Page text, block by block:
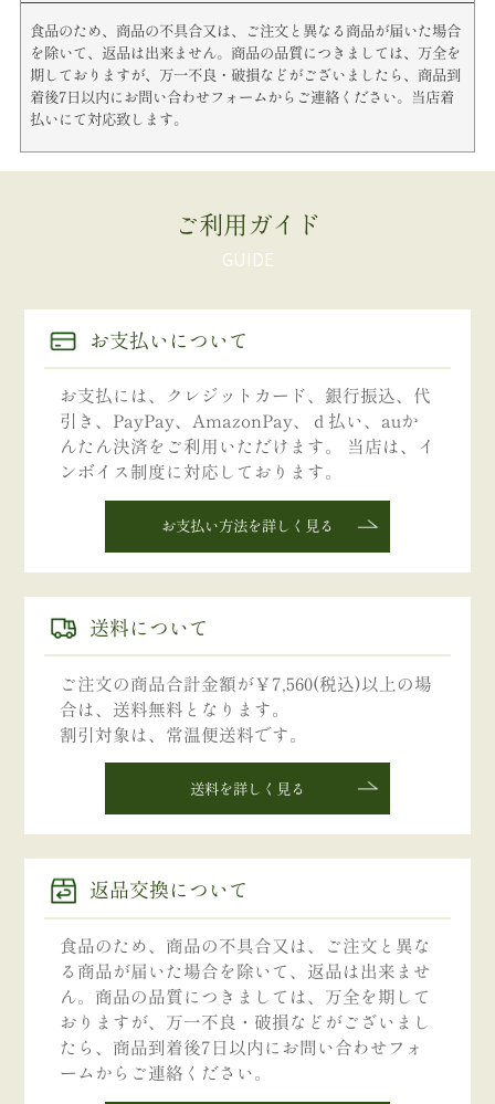
食品のため、商品の不具合又は、ご注文と異なる商品が届いた場合
を除いて、返品は出来ません。商品の品質につきましては、万全を
期しておりますが、万一不良・破損などがございましたら、商品到
着後7日以内にお問い合わせフォームからご連絡ください。当店着
払いにて対応致します。
ご利用ガイド
お支払いについて
お支払には、クレジットカード、銀行振込、代
引き、PayPay、AmazonPay、ｄ払い、auか
んたん決済をご利用いただけます。 当店は、イ
ンボイス制度に対応しております。
お支払い方法を詳しく見る
送料について
ご注文の商品合計金額が￥7,560(税込)以上の場
合は、送料無料となります。
割引対象は、常温便送料です。
送料を詳しく見る
返品交換について
食品のため、商品の不具合又は、ご注文と異な
る商品が届いた場合を除いて、返品は出来ませ
ん。商品の品質につきましては、万全を期して
おりますが、万一不良・破損などがございまし
たら、商品到着後7日以内にお問い合わせフォ
ームからご連絡ください。